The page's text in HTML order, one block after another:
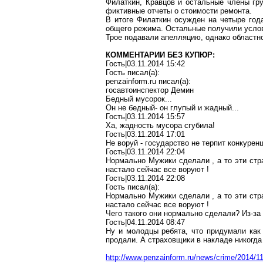
Филаткин, Кравцов и остальные члены
фиктивные отчеты о стоимости ремонта.
В итоге Филаткин осужден на четыре
общего режима. Остальные получили
Трое подавали апелляцию, однако
КОММЕНТАРИИ БЕЗ КУПЮР:
Гость|03.11.2014 15:42
Гость писал(a):
penzainform.ru писал(a):
госавтоинспектор Демин
Бедный мусорок...
Он не бедный- он глупый и жадный...
Гость|03.11.2014 15:57
Ха, жадность мусора сгубила!
Гость|03.11.2014 17:01
Не воруй - государство не терпит
Гость|03.11.2014 22:04
Нормально Мужики сделали , а то эти
настало сейчас все воруют !
Гость|03.11.2014 22:08
Гость писал(a):
Нормально Мужики сделали , а то эти
настало сейчас все воруют !
Чего такого они нормально сделали?
Гость|04.11.2014 08:47
Ну и молодцы ребята, что придумали
продали. А страховщики в накладе
http://www.penzainform.ru/news/crime/2014/